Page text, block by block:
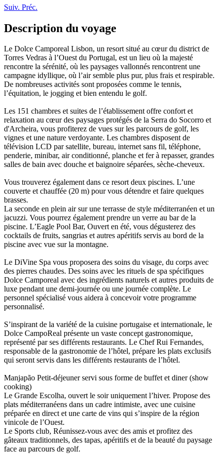
Suiv. Préc.
Description du voyage
Le Dolce Camporeal Lisbon, un resort situé au cœur du district de
Torres Vedras à l’Ouest du Portugal, est un lieu où la majesté
rencontre la sérénité, où les paysages vallonnés rencontrent une
campagne idyllique, où l’air semble plus pur, plus frais et respirable.
De nombreuses activités sont proposées comme le tennis,
l’équitation, le jogging et bien entendu le golf.
Les 151 chambres et suites de l’établissement offre confort et
relaxation au cœur des paysages protégés de la Serra do Socorro et
d'Archeira, vous profiterez de vues sur les parcours de golf, les
vignes et une nature verdoyante. Les chambres disposent de
télévision LCD par satellite, bureau, internet sans fil, téléphone,
penderie, minibar, air conditionné, planche et fer à repasser, grandes
salles de bain avec douche et baignoire séparées, sèche-cheveux.
Vous trouverez également dans ce resort deux piscines. L’une
couverte et chauffée (20 m) pour vous détendre et faire quelques
brasses.
La seconde en plein air sur une terrasse de style méditerranéen et un
jacuzzi. Vous pourrez également prendre un verre au bar de la
piscine. L’Eagle Pool Bar, Ouvert en été, vous dégusterez des
cocktails de fruits, sangrias et autres apéritifs servis au bord de la
piscine avec vue sur la montagne.
Le DiVine Spa vous proposera des soins du visage, du corps avec
des pierres chaudes. Des soins avec les rituels de spa spécifiques
Dolce Camporeal avec des ingrédients naturels et autres produits de
luxe pendant une demi-journée ou une journée complète. Le
personnel spécialisé vous aidera à concevoir votre programme
personnalisé.
S’inspirant de la variété de la cuisine portugaise et internationale, le
Dolce CampoReal présente un vaste concept gastronomique,
représenté par ses différents restaurants. Le Chef Rui Fernandes,
responsable de la gastronomie de l’hôtel, prépare les plats exclusifs
qui seront servis dans les différents restaurants de l’hôtel.
Manjapão Petit-déjeuner servi sous forme de buffet et diner (show
cooking)
Le Grande Escolha, ouvert le soir uniquement l’hiver. Propose des
plats méditerranéens dans un cadre intimiste, avec une cuisine
préparée en direct et une carte de vins qui s’inspire de la région
vinicole de l’Ouest.
Le Sports club, Réunissez-vous avec des amis et profitez des
gâteaux traditionnels, des tapas, apéritifs et de la beauté du paysage
face au parcours de golf.